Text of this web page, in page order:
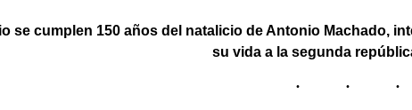
se cumplen 150 años del natalicio de Antonio Machado,
su vida a la segunda